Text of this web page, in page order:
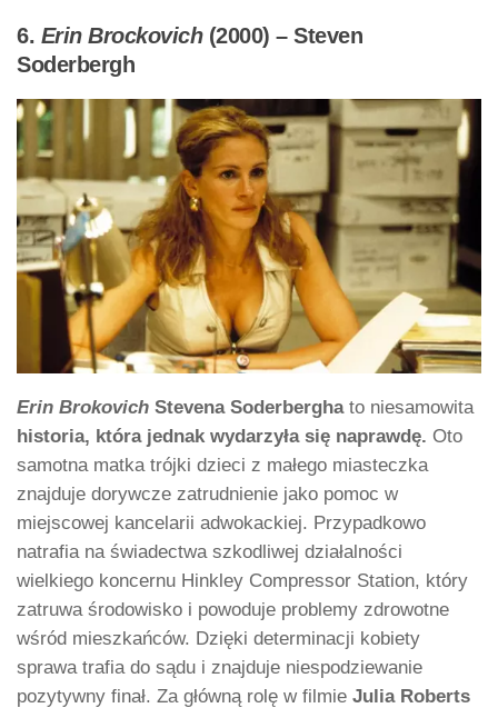
6. Erin Brockovich(2000) – Steven
Soderbergh
Erin Brokovich Stevena Soderberghato niesamowita
historia, która jednak wydarzyła się naprawdę. Oto
samotna matka trójki dzieci z małego miasteczka
znajduje dorywcze zatrudnienie jako pomoc w
miejscowej kancelarii adwokackiej. Przypadkowo
natrafia na świadectwa szkodliwej działalności
wielkiego koncernu Hinkley Compressor Station, który
zatruwa środowisko i powoduje problemy zdrowotne
wśród mieszkańców. Dzięki determinacji kobiety
sprawa trafia do sądu i znajduje niespodziewanie
pozytywny finał. Za główną rolę w filmie Julia Roberts